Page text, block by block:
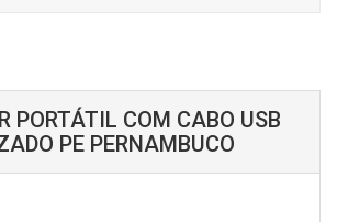
PORTÁTIL COM CABO USB
PE PERNAMBUCO